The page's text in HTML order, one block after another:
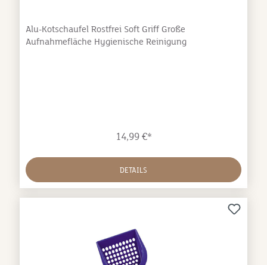
Alu-Kotschaufel Rostfrei Soft Griff Große
Aufnahmefläche Hygienische Reinigung
14,99 €*
DETAILS